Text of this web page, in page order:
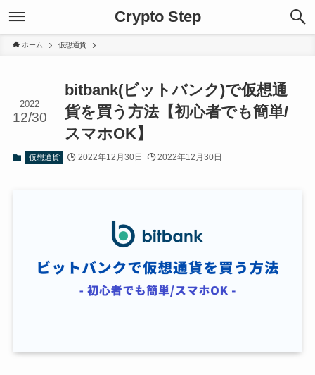
Crypto Step
ホーム 仮想通貨
bitbank(ビットバンク)で仮想通
貨を買う方法【初心者でも簡単/
スマホOK】
2022
12/30
仮想通貨 2022年12月30日 2022年12月30日